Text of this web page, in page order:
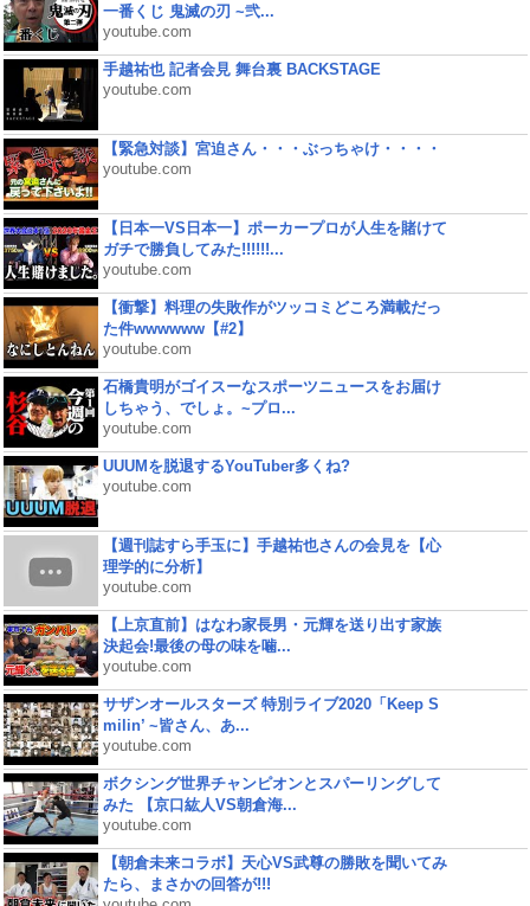
一番くじ 鬼滅の刃 ~弐...
youtube.com
手越祐也 記者会見 舞台裏 BACKSTAGE
youtube.com
【緊急対談】宮迫さん・・・ぶっちゃけ・・・・
youtube.com
【日本一VS日本一】ポーカープロが人生を賭けて
ガチで勝負してみた!!!!!!...
youtube.com
【衝撃】料理の失敗作がツッコミどころ満載だっ
た件wwwwww【#2】
youtube.com
石橋貴明がゴイスーなスポーツニュースをお届け
しちゃう、でしょ。~プロ...
youtube.com
UUUMを脱退するYouTuber多くね?
youtube.com
【週刊誌すら手玉に】手越祐也さんの会見を【心
理学的に分析】
youtube.com
【上京直前】はなわ家長男・元輝を送り出す家族
決起会!最後の母の味を噛...
youtube.com
サザンオールスターズ 特別ライブ2020「Keep S
milin’ ~皆さん、あ...
youtube.com
ボクシング世界チャンピオンとスパーリングして
みた 【京口紘人VS朝倉海...
youtube.com
【朝倉未来コラボ】天心VS武尊の勝敗を聞いてみ
たら、まさかの回答が!!!